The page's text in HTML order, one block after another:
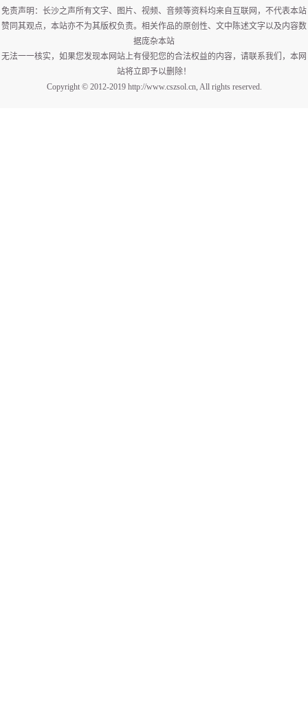
免责声明：长沙之声所有文字、图片、视频、音频等资料均来自互联网，不代表本站
赞同其观点，本站亦不为其版权负责。相关作品的原创性、文中陈述文字以及内容数
据庞杂本站
无法一一核实，如果您发现本网站上有侵犯您的合法权益的内容，请联系我们，本网
站将立即予以删除！
Copyright © 2012-2019 http://www.cszsol.cn, All rights reserved.